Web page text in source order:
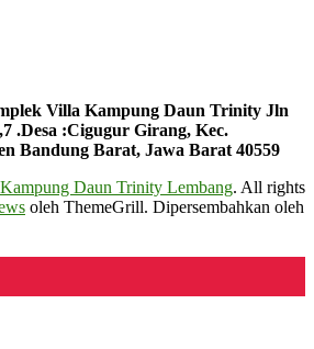
Villa Kampung Daun Trinity Jln
.Desa :Cigugur Girang, Kec.
Bandung Barat, Jawa Barat 40559
Daun Trinity Lembang. All rights
oleh ThemeGrill. Dipersembahkan oleh